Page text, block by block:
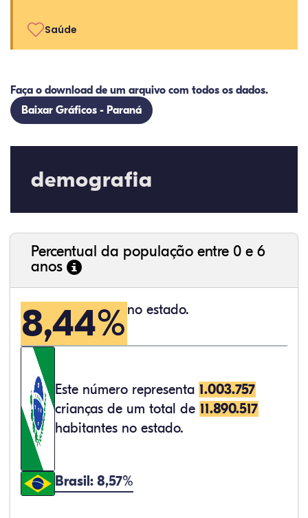
Saúde
Faça o download de um arquivo com todos os dados.
Baixar Gráficos - Paraná
demografia
Percentual da população entre 0 e 6
anos
8,44% no estado.
Este número representa 1.003.757
crianças de um total de 11.890.517
habitantes no estado.
Brasil: 8,57%